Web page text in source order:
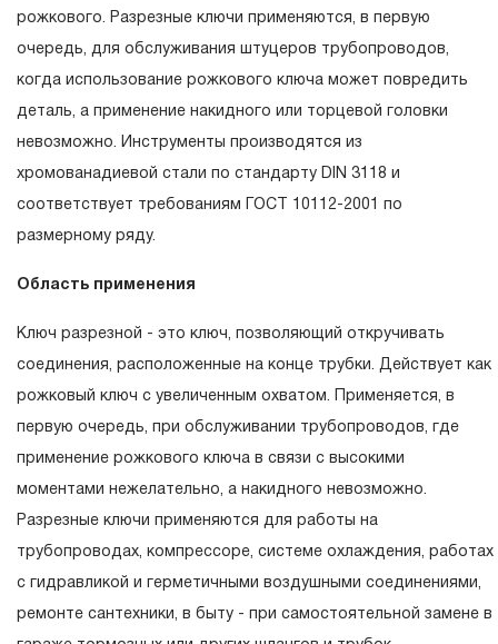
рожкового. Разрезные ключи применяются, в первую
очередь, для обслуживания штуцеров трубопроводов,
когда использование рожкового ключа может повредить
деталь, а применение накидного или торцевой головки
невозможно. Инструменты производятся из
хромованадиевой стали по стандарту DIN 3118 и
соответствует требованиям ГОСТ 10112-2001 по
размерному ряду.
Область применения
Ключ разрезной - это ключ, позволяющий откручивать
соединения, расположенные на конце трубки. Действует как
рожковый ключ с увеличенным охватом. Применяется, в
первую очередь, при обслуживании трубопроводов, где
применение рожкового ключа в связи с высокими
моментами нежелательно, а накидного невозможно.
Разрезные ключи применяются для работы на
трубопроводах, компрессоре, системе охлаждения, работах
с гидравликой и герметичными воздушными соединениями,
ремонте сантехники, в быту - при самостоятельной замене в
Понятие «ПОЖИЗНЕННАЯ ГАРАНТИЯ».
себя признание неограниченного срока поддержания
гарантийных обязательств в течение всего периода
эксплуатации изделия, а также замена или ремонт
вышедшего из строя инструмента, если при проведении
некачественные материалы или нарушал технологию в
2. Понятие «ОГРАНИЧЕННАЯ ГАРАНТИЯ»
2.1 На инструмент, имеющий в своей конструкции
КИНЕМАТИЧЕСКУЮ СХЕМУ (МЕХАНИЗМ)
распространяется понятие «ограниченной гарантии», в